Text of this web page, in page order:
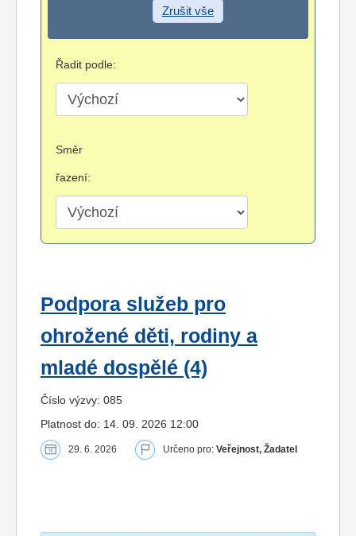
Zrušit vše
Řadit podle:
Směr
řazení:
Podpora služeb pro
ohrožené děti, rodiny a
mladé dospělé (4)
Číslo výzvy: 085
Platnost do: 14. 09. 2026 12:00
29. 6. 2026 Určeno pro: Veřejnost, Žadatel